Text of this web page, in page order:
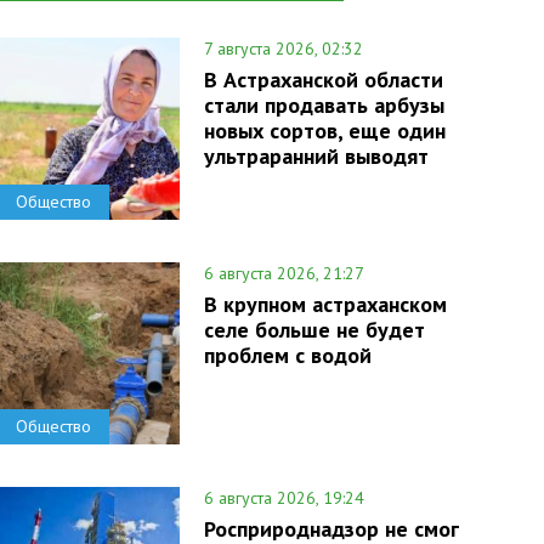
Общество
7 августа 2026, 02:32
В Астраханской области
стали продавать арбузы
новых сортов, еще один
ультраранний выводят
Общество
6 августа 2026, 21:27
В крупном астраханском
селе больше не будет
проблем с водой
6 августа 2026, 19:24
Росприроднадзор не смог